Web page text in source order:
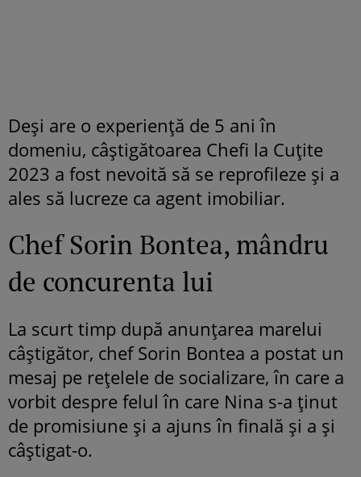
Deși are o experiență de 5 ani în
domeniu, câștigătoarea Chefi la Cuțite
2023 a fost nevoită să se reprofileze și a
ales să lucreze ca agent imobiliar.
Chef Sorin Bontea, mândru
de concurenta lui
La scurt timp după anunțarea marelui
câștigător, chef Sorin Bontea a postat un
mesaj pe rețelele de socializare, în care a
vorbit despre felul în care Nina s-a ținut
de promisiune și a ajuns în finală și a și
câștigat-o.